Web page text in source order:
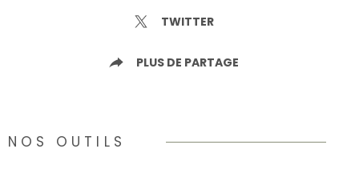
TWITTER
PLUS DE PARTAGE
NOS OUTILS